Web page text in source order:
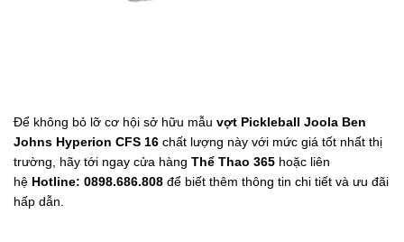
Để không bỏ lỡ cơ hội sở hữu mẫu vợt Pickleball Joola Ben
Johns Hyperion CFS 16 chất lượng này với mức giá tốt nhất thị
trường, hãy tới ngay cửa hàng Thể Thao 365 hoặc liên
hệ Hotline: 0898.686.808 để biết thêm thông tin chi tiết và ưu đãi
hấp dẫn.